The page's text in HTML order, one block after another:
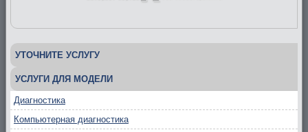
УТОЧНИТЕ УСЛУГУ
УСЛУГИ ДЛЯ МОДЕЛИ
Диагностика
Компьютерная диагностика